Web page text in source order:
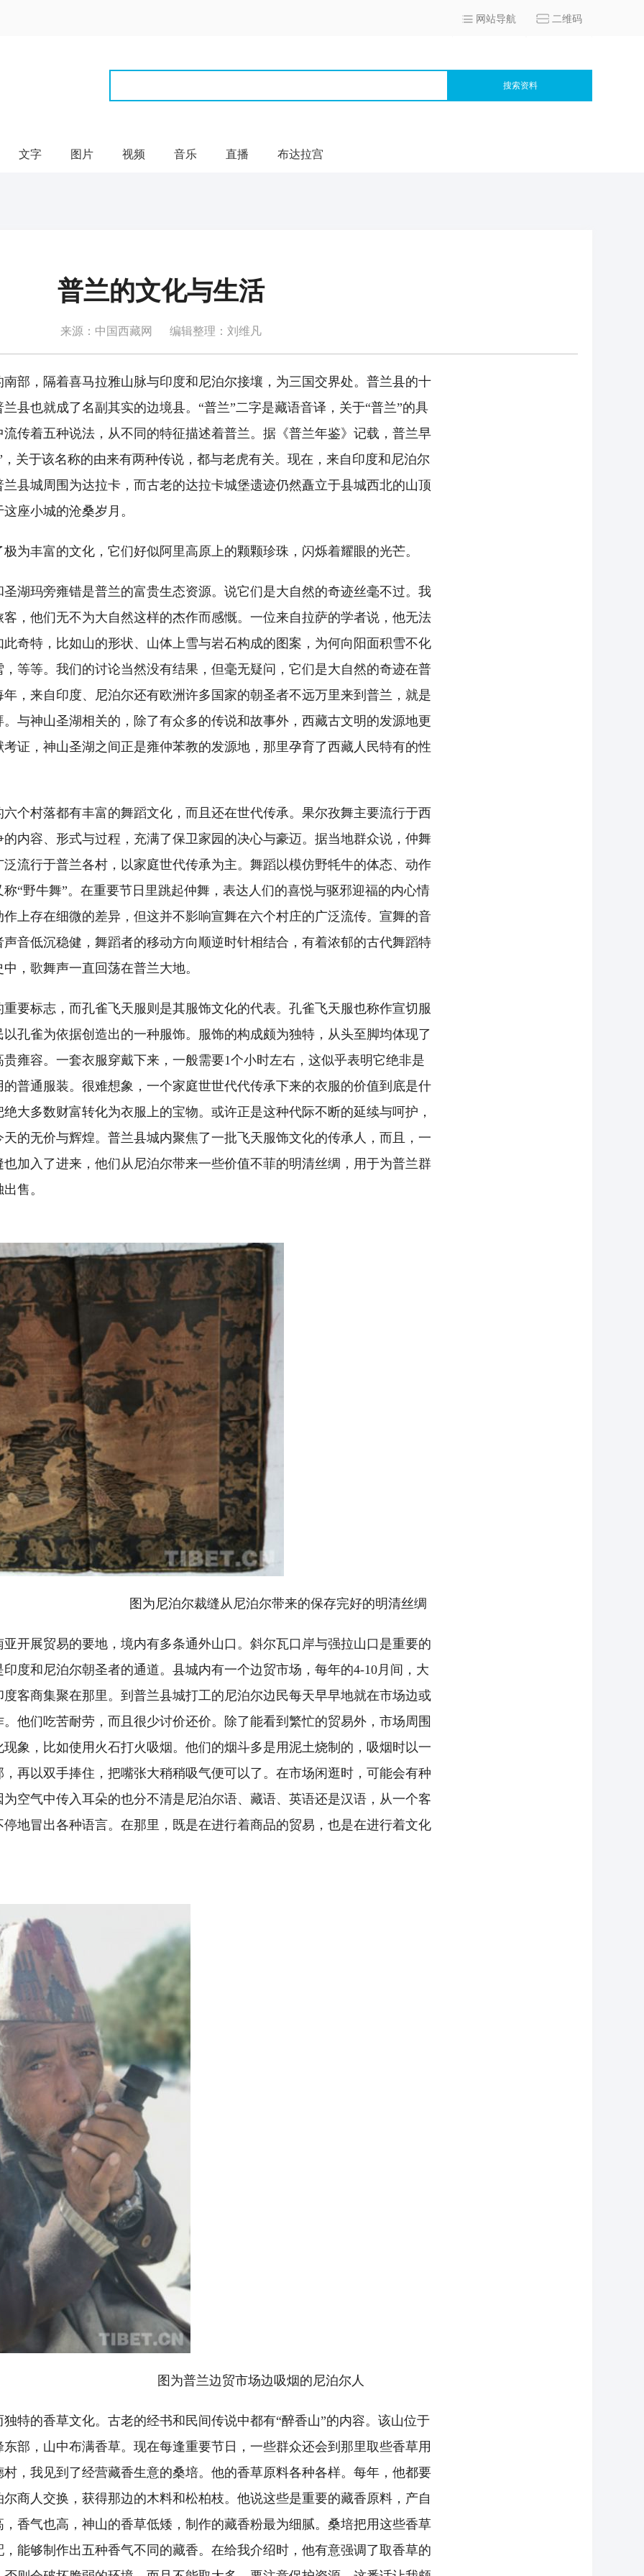
网站导航 二维码
搜索资料
文字 图片 视频 音乐 直播 布达拉宫
普兰的文化与生活
来源：中国西藏网 编辑整理：刘维凡
，隔着喜马拉雅山脉与印度和尼泊尔接壤，为三国交界处。普兰县的十
县也就成了名副其实的边境县。“普兰”二字是藏语音译，关于“普兰”的具
传着五种说法，从不同的特征描述着普兰。据《普兰年鉴》记载，普兰早
，关于该名称的由来有两种传说，都与老虎有关。现在，来自印度和尼泊尔
县城周围为达拉卡，而古老的达拉卡城堡遗迹仍然矗立于县城西北的山顶
座小城的沧桑岁月。
丰富的文化，它们好似阿里高原上的颗颗珍珠，闪烁着耀眼的光芒。
玛旁雍错是普兰的富贵生态资源。说它们是大自然的奇迹丝毫不过。我
，他们无不为大自然这样的杰作而感慨。一位来自拉萨的学者说，他无法
奇特，比如山的形状、山体上雪与岩石构成的图案，为何向阳面积雪不化
等等。我们的讨论当然没有结果，但毫无疑问，它们是大自然的奇迹在普
，来自印度、尼泊尔还有欧洲许多国家的朝圣者不远万里来到普兰，就是
与神山圣湖相关的，除了有众多的传说和故事外，西藏古文明的发源地更
证，神山圣湖之间正是雍仲苯教的发源地，那里孕育了西藏人民特有的性
村落都有丰富的舞蹈文化，而且还在世代传承。果尔孜舞主要流行于西
内容、形式与过程，充满了保卫家园的决心与豪迈。据当地群众说，仲舞
流行于普兰各村，以家庭世代传承为主。舞蹈以模仿野牦牛的体态、动作
“野牛舞”。在重要节日里跳起仲舞，表达人们的喜悦与驱邪迎福的内心情
上存在细微的差异，但这并不影响宣舞在六个村庄的广泛流传。宣舞的音
音低沉稳健，舞蹈者的移动方向顺逆时针相结合，有着浓郁的古代舞蹈特
，歌舞声一直回荡在普兰大地。
标志，而孔雀飞天服则是其服饰文化的代表。孔雀飞天服也称作宣切服
孔雀为依据创造出的一种服饰。服饰的构成颇为独特，从头至脚均体现了
雍容。一套衣服穿戴下来，一般需要1个小时左右，这似乎表明它绝非是
普通服装。很难想象，一个家庭世世代代传承下来的衣服的价值到底是什
大多数财富转化为衣服上的宝物。或许正是这种代际不断的延续与呵护，
的无价与辉煌。普兰县城内聚焦了一批飞天服饰文化的传承人，而且，一
加入了进来，他们从尼泊尔带来一些价值不菲的明清丝绸，用于为普兰群
售。
缝从尼泊尔带来的保存完好的明清丝绸
展贸易的要地，境内有多条通外山口。斜尔瓦口岸与强拉山口是重要的
度和尼泊尔朝圣者的通道。县城内有一个边贸市场，每年的4-10月间，大
客商集聚在那里。到普兰县城打工的尼泊尔边民每天早早地就在市场边或
他们吃苦耐劳，而且很少讨价还价。除了能看到繁忙的贸易外，市场周围
象，比如使用火石打火吸烟。他们的烟斗多是用泥土烧制的，吸烟时以一
再以双手捧住，把嘴张大稍稍吸气便可以了。在市场闲逛时，可能会有种
空气中传入耳朵的也分不清是尼泊尔语、藏语、英语还是汉语，从一个客
地冒出各种语言。在那里，既是在进行着商品的贸易，也是在进行着文化
边贸市场边吸烟的尼泊尔人
的香草文化。古老的经书和民间传说中都有“醉香山”的内容。该山位于
部，山中布满香草。现在每逢重要节日，一些群众还会到那里取些香草用
，我见到了经营藏香生意的桑培。他的香草原料各种各样。每年，他都要
商人交换，获得那边的木料和松柏枝。他说这些是重要的藏香原料，产自
香气也高，神山的香草低矮，制作的藏香粉最为细腻。桑培把用这些香草
能够制作出五种香气不同的藏香。在给我介绍时，他有意强调了取香草的